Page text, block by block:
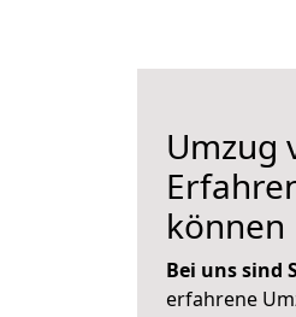
Umzug
können
Bei uns sind
erfahrene